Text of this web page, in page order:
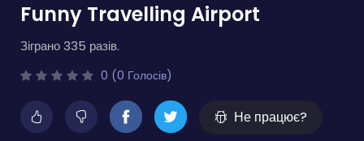
Funny Travelling Airport
Зіграно 335 разів.
0 (0 Голосів)
Не працює?